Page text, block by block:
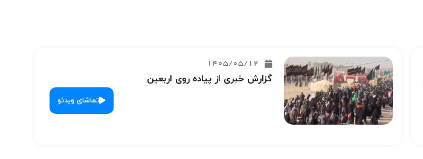
1405/05/12
گزارش خبری از پیاده روی اربعین
تماشای ویدئو